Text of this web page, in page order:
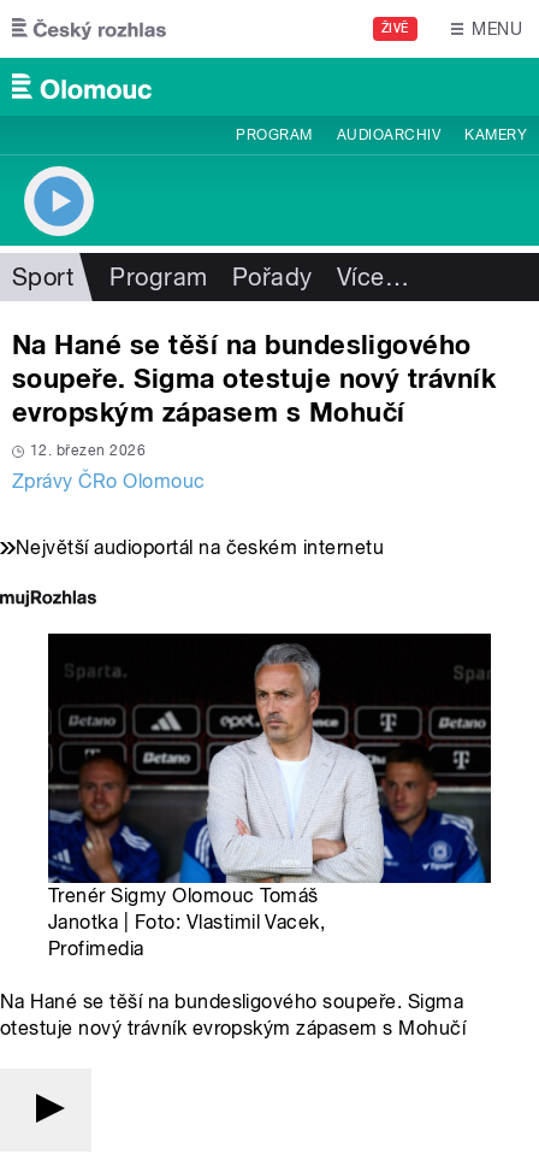
Přejít k hlavnímu obsahu
ŽIVĚ MENU
PROGRAM AUDIOARCHIV KAMERY
Sport Program Pořady Více…
Na Hané se těší na bundesligového
soupeře. Sigma otestuje nový trávník
evropským zápasem s Mohučí
12. březen 2026
Zprávy ČRo Olomouc
Největší audioportál na českém internetu
Trenér Sigmy Olomouc Tomáš
Janotka | Foto: Vlastimil Vacek,
Profimedia
Na Hané se těší na bundesligového soupeře. Sigma
otestuje nový trávník evropským zápasem s Mohučí